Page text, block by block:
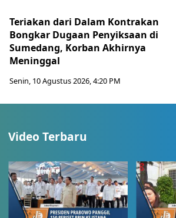
Teriakan dari Dalam Kontrakan
Bongkar Dugaan Penyiksaan di
Sumedang, Korban Akhirnya
Meninggal
Senin, 10 Agustus 2026, 4:20 PM
Video Terbaru